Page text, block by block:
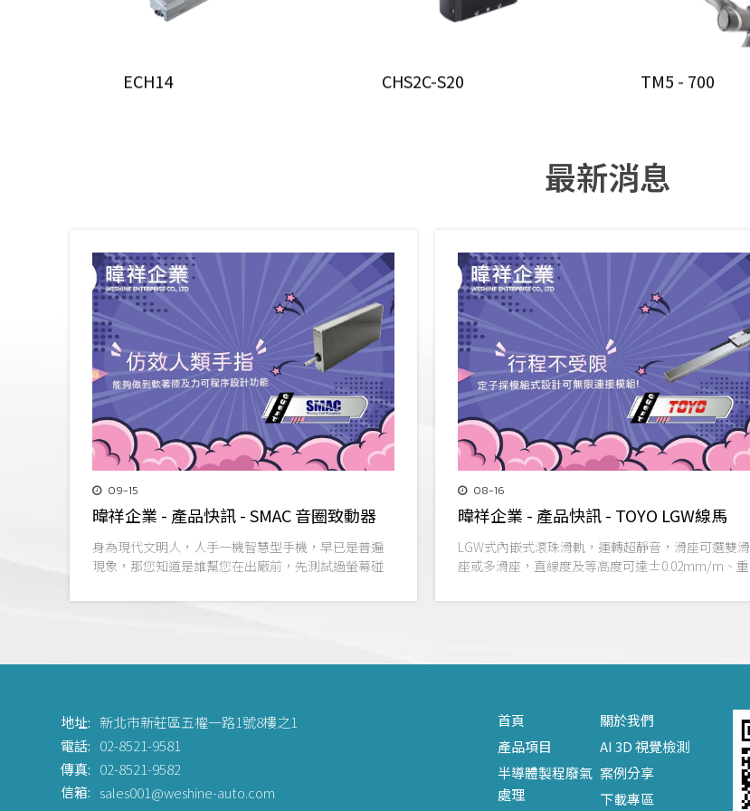
ECH14 CHS2C-S20 TM5 - 700
最新消息
09-15
暐祥企業 - 產品快訊 - SMAC 音圈致動器
身為現代文明人，人手一機智慧型手機，早已是普遍
現象，那您知道是誰幫您在出廠前，先測試過螢幕碰
08-16
暐祥企業 - 產品快訊 - TOYO LGW線馬
LGW式內嵌式滾珠滑軌，運轉超靜音，滑座可選雙滑
座或多滑座，直線度及等高度可達±0.02mm/m、重
40%，增加散熱面積動子溫度可降至1.5%。
地址: 新北市新莊區五權一路1號8樓之1
電話: 02-8521-9581
傳真: 02-8521-9582
信箱: sales001@weshine-auto.com
首頁
關於我們
產品項目
AI 3D 視覺檢測
半導體製程廢氣
處理
案例分享
下載專區